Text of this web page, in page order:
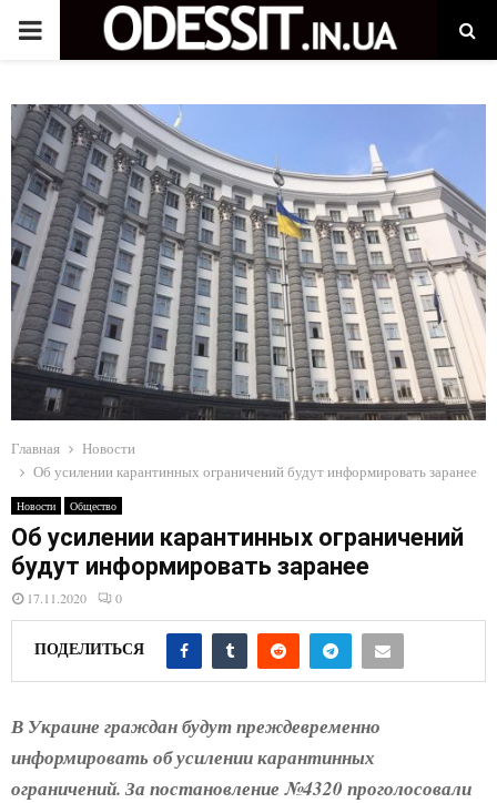
P
I
M
A
R
M
E
N
U
Главная
Новости
Об усилении карантинных ограничений будут информировать заранее
Новости Общество
Об усилении карантинных ограничений
будут информировать заранее
17.11.2020 0
ПОДЕЛИТЬСЯ
В Украине граждан будут преждевременно
информировать об усилении карантинных
ограничений. За постановление №4320 проголосовали